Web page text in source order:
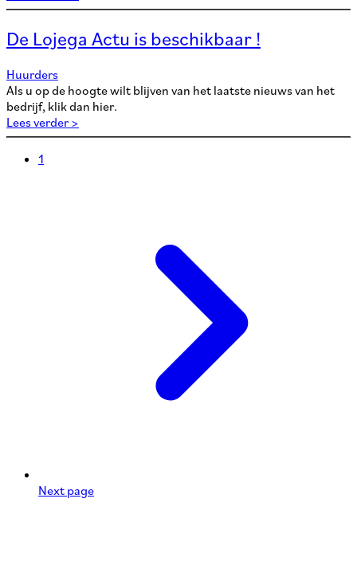
De Lojega Actu is beschikbaar !
Huurders
Als u op de hoogte wilt blijven van het laatste nieuws van het
bedrijf, klik dan hier.
Lees verder >
1
Next page